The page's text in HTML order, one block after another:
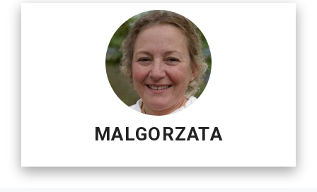
MALGORZATA